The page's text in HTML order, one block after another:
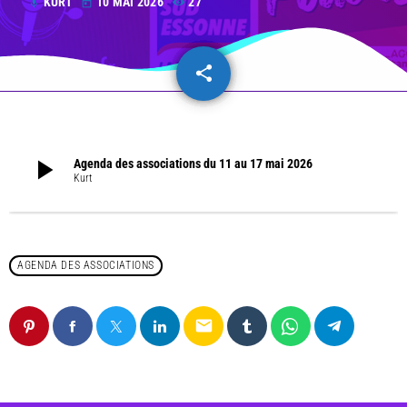
mic today
share
email
play_arrow Agenda des associations du 11 au 17 mai 2026
Kurt
AGENDA DES ASSOCIATIONS
email